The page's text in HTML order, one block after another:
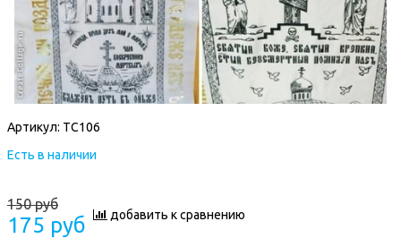
Артикул: ТС106
Есть в наличии
150 руб
175 руб добавить к сравнению